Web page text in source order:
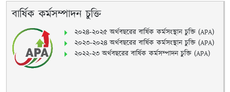
বার্ষিক কর্মসম্পাদন চুক্তি
২০২৪-২০২৫ অর্থবছরের বার্ষিক কর্মসংস্থান চুক্তি (APA)
২০২৩-২০২৪ অর্থবছরের বার্ষিক কর্মসংস্থান চুক্তি (APA)
২০২২-২৩ অর্থবছরের বার্ষিক কর্মসম্পাদন চুক্তি (APA)